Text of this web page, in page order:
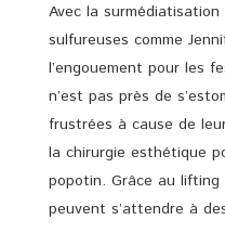
Avec la
sulfureuses comme
l’engouement pour les
n’est pas près de
frustrées à cause de
la chirurgie esthétique
popotin. Grâce au lifting
peuvent s’attendre à